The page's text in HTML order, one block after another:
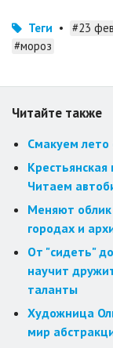
Теги • #23
#мороз
Читайте также
Смакуем лето
Крестьянская
Читаем
Меняют
городах и
От "сидеть"
научит
таланты
Художница
мир